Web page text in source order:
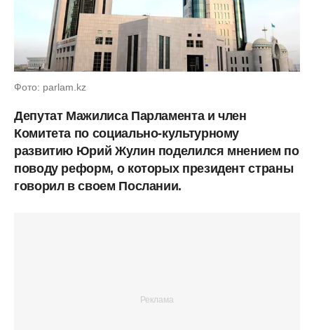
Фото: parlam.kz
Депутат Мажилиса Парламента и член
Комитета по социально-культурному
развитию Юрий Жулин поделился мнением по
поводу реформ, о которых президент страны
говорил в своем Послании.